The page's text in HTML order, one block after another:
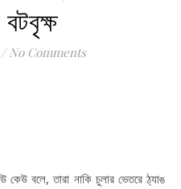
/ No Comments
কেউ বলে, তারা নাকি চুলার ভেতরে ঠ্যাঙ